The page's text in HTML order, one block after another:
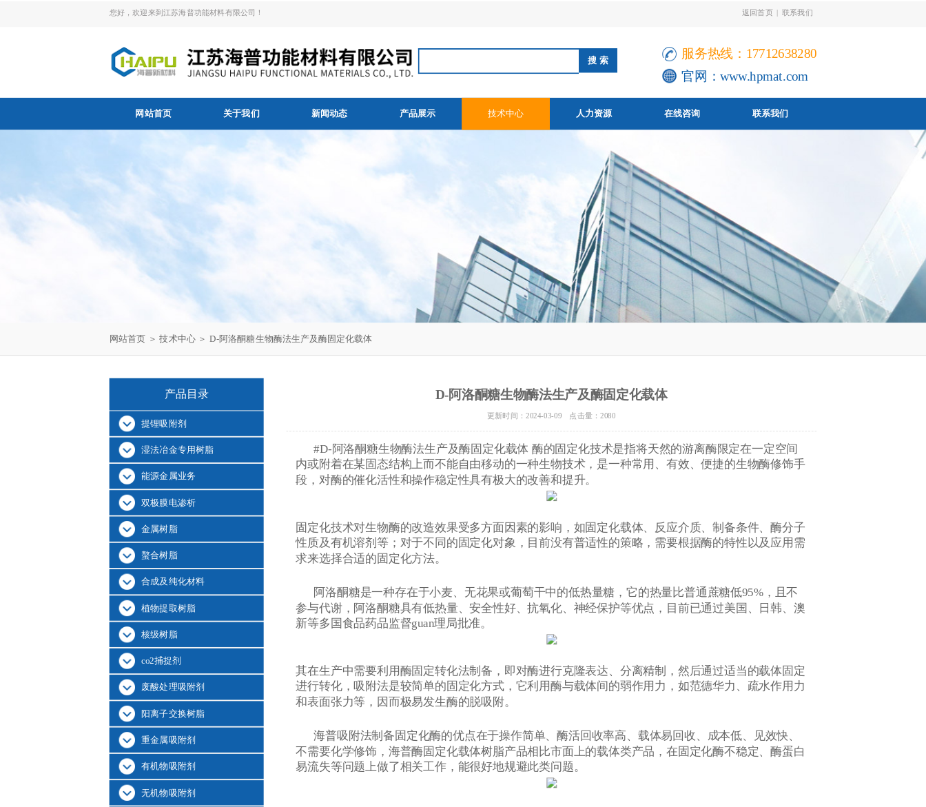
您好，欢迎来到江苏海普功能材料有限公司！ 返回首页 联系我们
服务热线：17712638280
官网：www.hpmat.com
网站首页 关于我们 新闻动态 产品展示 技术中心 人力资源 在线咨询 联系我们
网站首页＞技术中心＞ D-阿洛酮糖生物酶法生产及酶固定化载体
产品目录
提锂吸附剂
湿法冶金专用树脂
能源金属业务
双极膜电渗析
金属树脂
螯合树脂
合成及纯化材料
植物提取树脂
核级树脂
co2捕捉剂
废酸处理吸附剂
阳离子交换树脂
重金属吸附剂
有机物吸附剂
无机物吸附剂
D-阿洛酮糖生物酶法生产及酶固定化载体
更新时间：2024-03-09 点击量：2080
#D-阿洛酮糖生物酶法生产及酶固定化载体 酶的固定化技术是指将天然的游离酶限定在一定空间
内或附着在某固态结构上而不能自由移动的一种生物技术，是一种常用、有效、便捷的生物酶修饰手
段，对酶的催化活性和操作稳定性具有极大的改善和提升。
固定化技术对生物酶的改造效果受多方面因素的影响，如固定化载体、反应介质、制备条件、酶分子
性质及有机溶剂等；对于不同的固定化对象，目前没有普适性的策略，需要根据酶的特性以及应用需
求来选择合适的固定化方法。
阿洛酮糖是一种存在于小麦、无花果或葡萄干中的低热量糖，它的热量比普通蔗糖低95%，且不
参与代谢，阿洛酮糖具有低热量、安全性好、抗氧化、神经保护等优点，目前已通过美国、日韩、澳
新等多国食品药品监督guan理局批准。
其在生产中需要利用酶固定转化法制备，即对酶进行克隆表达、分离精制，然后通过适当的载体固定
进行转化，吸附法是较简单的固定化方式，它利用酶与载体间的弱作用力，如范德华力、疏水作用力
和表面张力等，因而极易发生酶的脱吸附。
海普吸附法制备固定化酶的优点在于操作简单、酶活回收率高、载体易回收、成本低、见效快、
不需要化学修饰，海普酶固定化载体树脂产品相比市面上的载体类产品，在固定化酶不稳定、酶蛋白
易流失等问题上做了相关工作，能很好地规避此类问题。